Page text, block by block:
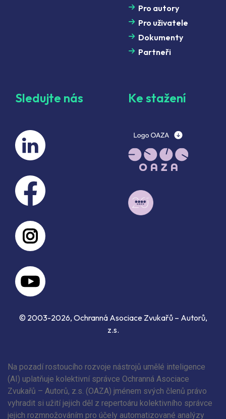
Pro autory
Pro uživatele
Dokumenty
Partneři
Sledujte nás Ke stažení
© 2003-2026, Ochranná Asociace Zvukařů – Autorů,
z.s.
Na pozadí rostoucího rozvoje nástrojů umělé inteligence
(AI) uplatňuje kolektivní správce Ochranná Asociace
Zvukařů – Autorů, z.s. (OAZA) jménem svých členů právo
vyhradit si užití jejich děl z repertoáru kolektivního správce
jejich rozmnožováním pro účely automatizované analýzy